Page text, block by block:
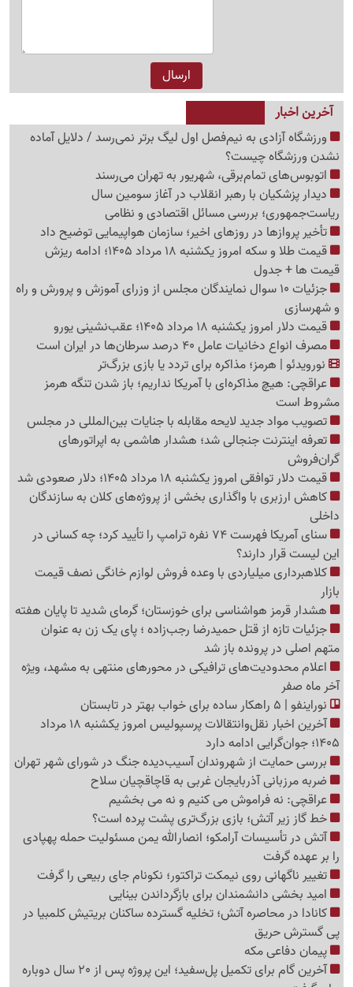
آخرین اخبار
ورزشگاه آزادی به نیم‌فصل اول لیگ برتر نمی‌رسد / دلایل آماده
نشدن ورزشگاه چیست؟
اتوبوس‌های تمام‌برقی، شهریور به تهران می‌رسند
دیدار پزشکیان با رهبر انقلاب در آغاز سومین سال
ریاست‌جمهوری؛ بررسی مسائل اقتصادی و نظامی
تأخیر پروازها در روزهای اخیر؛ سازمان هواپیمایی توضیح داد
قیمت طلا و سکه امروز یکشنبه 18 مرداد 1405؛ ادامه ریزش
قیمت ها + جدول
جزئیات 10 سوال نمایندگان مجلس از وزرای آموزش و پرورش و راه
و شهرسازی
قیمت دلار امروز یکشنبه 18 مرداد 1405؛ عقب‌نشینی یورو
مصرف انواع دخانیات عامل 40 درصد سرطان‌ها در ایران است
نورویدئو | هرمز؛ مذاکره برای تردد یا بازی بزرگ‌تر
عراقچی: هیچ مذاکره‌ای با آمریکا نداریم؛ باز شدن تنگه هرمز
مشروط است
تصویب مواد جدید لایحه مقابله با جنایات بین‌المللی در مجلس
تعرفه اینترنت جنجالی شد؛ هشدار هاشمی به اپراتورهای
گرا‌ن‌فروش
قیمت دلار توافقی امروز یکشنبه 18 مرداد 1405؛ دلار صعودی شد
کاهش ارزبری با واگذاری بخشی از پروژه‌های کلان به سازندگان
داخلی
سنای آمریکا فهرست 74 نفره ترامپ را تأیید کرد؛ چه کسانی در
این لیست قرار دارند؟
کلاهبرداری میلیاردی با وعده فروش لوازم خانگی نصف قیمت
بازار
هشدار قرمز هواشناسی برای خوزستان؛ گرمای شدید تا پایان هفته
جزئیات تازه از قتل حمیدرضا رجب‌زاده ؛ پای یک زن به عنوان
متهم اصلی در پرونده باز شد
اعلام محدودیت‌های ترافیکی در محورهای منتهی به مشهد، ویژه
آخر ماه صفر
نوراینفو | 5 راهکار ساده برای خواب بهتر در تابستان
آخرین اخبار نقل‌وانتقالات پرسپولیس امروز یکشنبه 18 مرداد
1405؛ جوان‌گرایی ادامه دارد
بررسی حمایت از شهروندان آسیب‌دیده جنگ در شورای شهر تهران
ضربه مرزبانی آذربایجان غربی به قاچاقچیان سلاح
عراقچی: نه فراموش می کنیم و نه می بخشیم
خط گاز زیر آتش؛ بازی بزرگ‌تری پشت پرده است؟
آتش در تأسیسات آرامکو؛ انصارالله یمن مسئولیت حمله پهپادی
را بر عهده گرفت
تغییر ناگهانی روی نیمکت تراکتور؛ نکونام جای ربیعی را گرفت
امید بخشی دانشمندان برای بازگرداندن بینایی
کانادا در محاصره آتش؛ تخلیه گسترده ساکنان بریتیش کلمبیا در
پی گسترش حریق
پیمان دفاعی مکه
آخرین گام برای تکمیل پل‌سفید؛ این پروژه پس از 20 سال دوباره